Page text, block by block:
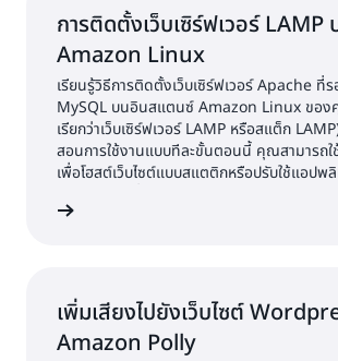
การติดตั้งเว็บเซิร์ฟเวอร์ LAMP
Amazon Linux
เรียนรู้วิธีการติดตั้งเว็บเซิร์ฟเวอร์ Apache ที่
MySQL บนอินสแตนซ์ Amazon Linux ของ
เรียกว่าเว็บเซิร์ฟเวอร์ LAMP หรือสแต็ก
สอนการใช้งานแบบทีละขั้นตอนนี้ คุณสามารถใ
เพื่อโฮสต์เว็บไซต์แบบสแตติกหรือปรับใช้แอปพ
เพิ่มเสียงไปยังเว็บไซต์
Amazon Polly